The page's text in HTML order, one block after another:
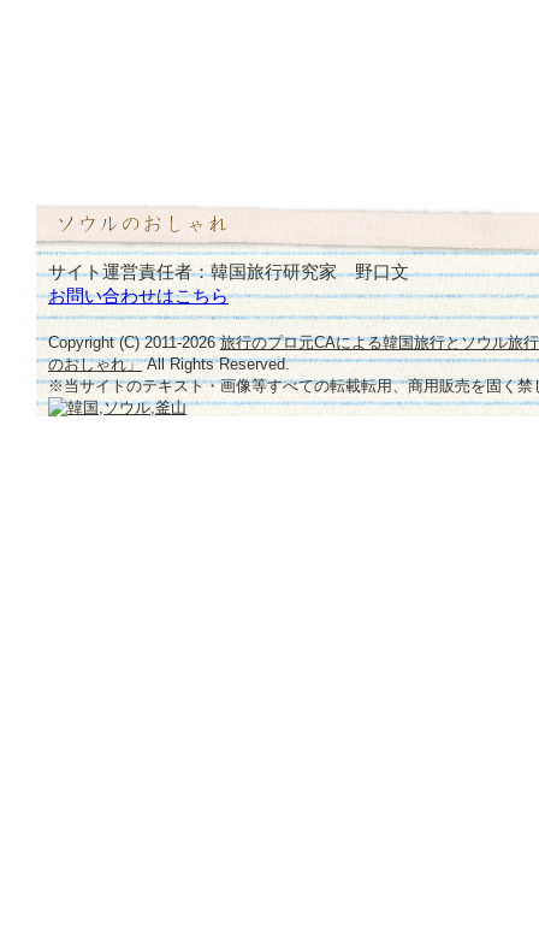
サイト運営責任者：韓国旅行研究家 野口文
お問い合わせはこちら
Copyright (C) 2011-2026旅行のプロ元CAによる韓国旅行とソウル旅
のおしゃれ」All Rights Reserved.
※当サイトのテキスト・画像等すべての転載転用、商用販売を固く禁